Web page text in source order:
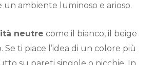
un ambiente luminoso e arioso.
neutre come il bianco, il beige
Se ti piace l’idea di un colore più